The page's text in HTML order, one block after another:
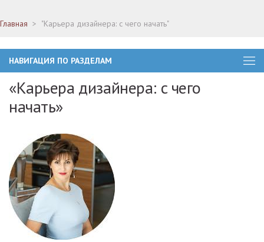
Главная "Карьера дизайнера: с чего начать"
НАВИГАЦИЯ ПО РАЗДЕЛАМ
«Карьера дизайнера: с чего
начать»